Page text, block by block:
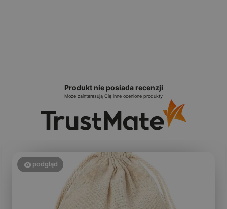
Produkt nie posiada recenzji
Może zainteresują Cię inne ocenione produkty
podgląd